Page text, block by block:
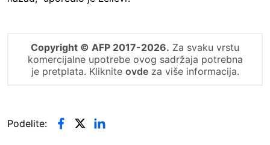
Copyright © AFP 2017-2026. Za svaku vrstu
komercijalne upotrebe ovog sadržaja potrebna
je pretplata. Kliknite ovdeza više informacija.
Podelite: